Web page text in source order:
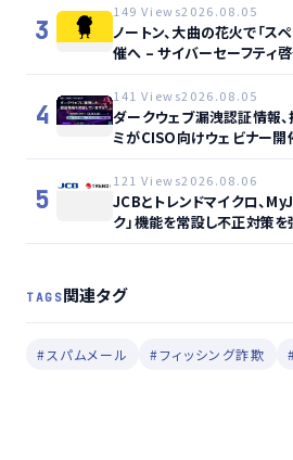
3
149 Views2026.08.05
ノートン、大曲の花火で「ス
催へ – サイバーセーフティ
4
141 Views2026.08.05
ダークウェブ漏洩認証情報
ミがCISO向けウェビナー開
5
121 Views2026.08.06
JCBとトレンドマイクロ、
ク」機能を常設し不正対策
TAGS関連タグ
#スパムメール #フィッシング詐欺